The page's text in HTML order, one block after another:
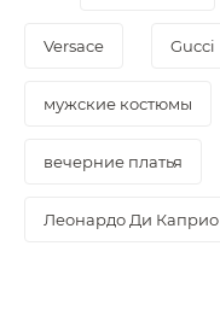
Versace Gucci
мужские костюмы
вечерние платья
Леонардо Ди Каприо